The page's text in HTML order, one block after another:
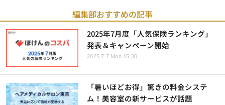
編集部おすすめの記事
2025年7月度「人気保険ランキング」
発表＆キャンペーン開始
2025.7.7 Mon 15:30
「暑いほどお得」驚きの料金システ
ム！美容室の新サービスが話題